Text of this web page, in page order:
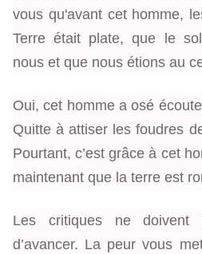
vous qu'avant cet homme,
Terre était plate, que le
nous et que nous étions au
Oui, cet homme a osé
Quitte à attiser les foudres
Pourtant, c’est grâce à cet
maintenant que la terre est
Les critiques ne doivent
d’avancer. La peur vous